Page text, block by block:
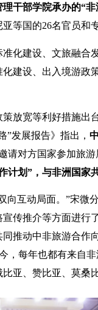
干部学院承办的“
等国的26名官员和
化建设、文旅融
建设、出入境游
放宽等利好措施出
发展报告》指出，
请对方国家参加旅
计划”，与非洲国家
互动局面。”宋微
传推介等方面进
推动中非旅游合
，每年也都有来自
亚、赞比亚、莫桑